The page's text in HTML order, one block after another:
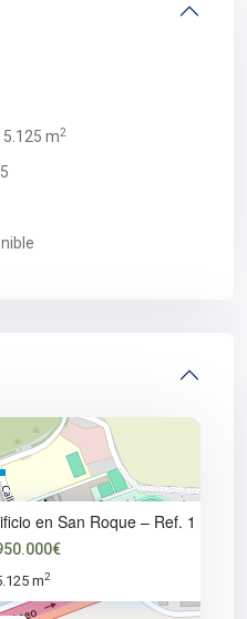
5.125 m2
en San Roque – Ref. 1
m2